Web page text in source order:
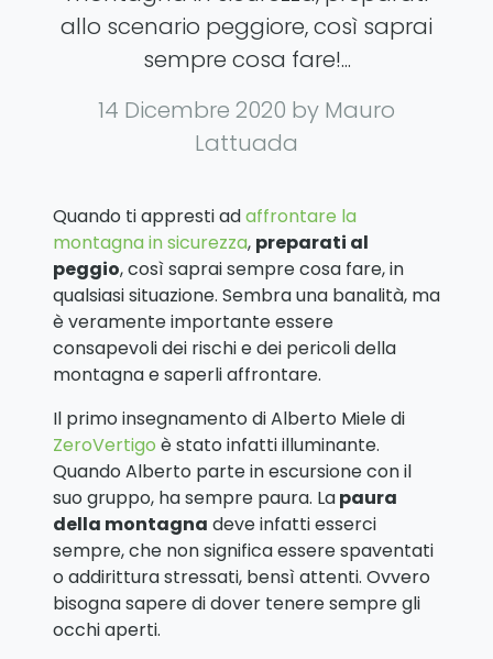
allo scenario peggiore, così saprai
sempre cosa fare!...
14 Dicembre 2020 by Mauro
Lattuada
Quando ti appresti adaffrontare la
montagna in sicurezza, preparati al
peggio, così saprai sempre cosa fare, in
qualsiasi situazione. Sembra una banalità, ma
è veramente importante essere
consapevoli dei rischi e dei pericoli della
montagna e saperli affrontare.
Il primo insegnamento di Alberto Miele di
ZeroVertigo è stato infatti illuminante.
Quando Alberto parte in escursione con il
suo gruppo, ha sempre paura. Lapaura
della montagna deve infatti esserci
sempre, che non significa essere spaventati
o addirittura stressati, bensì attenti. Ovvero
bisogna sapere di dover tenere sempre gli
occhi aperti.